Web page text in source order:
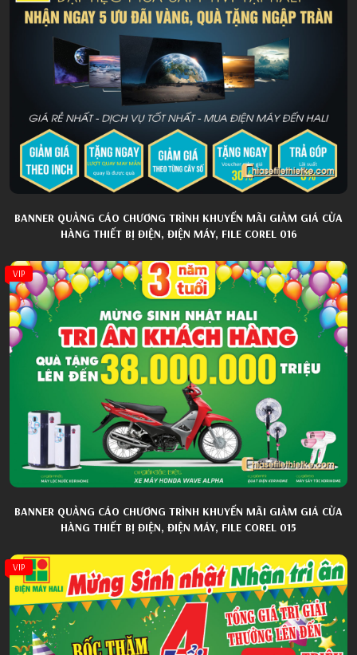
BANNER QUẢNG CÁO CHƯƠNG TRÌNH KHUYẾN MÃI GIẢM GIÁ CỬA
HÀNG THIẾT BỊ ĐIỆN, ĐIỆN MÁY, FILE COREL 016
VIP
BANNER QUẢNG CÁO CHƯƠNG TRÌNH KHUYẾN MÃI GIẢM GIÁ CỬA
HÀNG THIẾT BỊ ĐIỆN, ĐIỆN MÁY, FILE COREL 015
VIP